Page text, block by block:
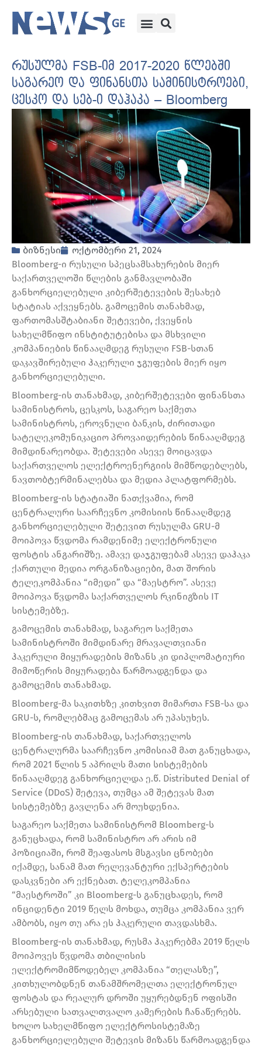
რუსულმა FSB-იმ 2017-2020 წლებში
საგარეო და ფინანსთა სამინისტროები,
ცესკო და სებ-ი დაჰაკა – Bloomberg
ბიზნესი
ოქტომბერი 21, 2024
Bloomberg-ი რუსული სპეცსამსახურების მიერ
საქართველოში წლების განმავლობაში
განხორციელებული კიბერშეტევების შესახებ
სტატიას აქვეყნებს. გამოცემის თანახმად,
ფართომასშტაბიანი შეტევები, ქვეყნის
სახელმწიფო ინსტიტუტებისა და მსხვილი
კომპანიების წინააღმდეგ რუსული FSB-სთან
დაკავშირებული ჰაკერული ჯგუფების მიერ იყო
განხორციელებული.
Bloomberg-ის თანახმად, კიბერშეტევები ფინანსთა
სამინისტროს, ცესკოს, საგარეო საქმეთა
სამინისტროს, ეროვნული ბანკის, ძირითადი
სატელეკომუნიკაციო პროვაიდერების წინააღმდეგ
მიმდინარეობდა. შეტევები ასევე მოიცავდა
საქართველოს ელექტროენერგიის მიმწოდებლებს,
ნავთობტერმინალებსა და მედია პლატფორმებს.
Bloomberg-ის სტატიაში ნათქვამია, რომ
ცენტრალური საარჩევნო კომისიის წინააღმდეგ
განხორციელებული შეტევით რუსულმა GRU-მ
მოიპოვა წვდომა რამდენიმე ელექტრონული
ფოსტის ანგარიშზე. ამავე დაჯგუფებამ ასევე დაჰაკა
ქართული მედია ორგანიზაციები, მათ შორის
ტელეკომპანია “იმედი” და “მაესტრო”. ასევე
მოიპოვა წვდომა საქართველოს რკინიგზის IT
სისტემებზე.
გამოცემის თანახმად, საგარეო საქმეთა
სამინისტროში მიმდინარე მრავალთვიანი
ჰაკერული მიყურადების მიზანს კი დიპლომატიური
მიმოწერის მიყურადება წარმოადგენდა და
გამოცემის თანახმად.
Bloomberg-მა საკითხზე კითხვით მიმართა FSB-სა და
GRU-ს, რომლებმაც გამოცემას არ უპასუხეს.
Bloomberg-ის თანახმად, საქართველოს
ცენტრალურმა საარჩევნო კომისიამ მათ განუცხადა,
რომ 2021 წლის 5 აპრილს მათი სისტემების
წინააღმდეგ განხორციელდა ე.წ. Distributed Denial of
Service (DDoS) შეტევა, თუმცა ამ შეტევას მათ
სისტემებზე გავლენა არ მოუხდენია.
საგარეო საქმეთა სამინისტრომ Bloomberg-ს
განუცხადა, რომ სამინისტრო არ არის იმ
პოზიციაში, რომ შეაფასოს მსგავსი ცნობები
იქამდე, სანამ მათ რელევანტური ექსპერტების
დასკვნები არ ექნებათ. ტელეკომპანია
“მაესტროში” კი Bloomberg-ს განუცხადეს, რომ
ინციდენტი 2019 წელს მოხდა, თუმცა კომპანია ვერ
ამბობს, იყო თუ არა ეს ჰაკერული თავდასხმა.
Bloomberg-ის თანახმად, რუსმა ჰაკერებმა 2019 წელს
მოიპოვეს წვდომა თბილისის
ელექტრომიმწოდებელ კომპანია “თელასზე”,
კითხულობდნენ თანამშრომელთა ელექტრონულ
ფოსტას და რეალურ დროში უყურებდნენ ოფისში
არსებული სათვალთვალო კამერების ჩანაწერებს.
ხოლო სახელმწიფო ელექტროსისტემაზე
განხორციელებული შეტევის მიზანს წარმოადგენდა